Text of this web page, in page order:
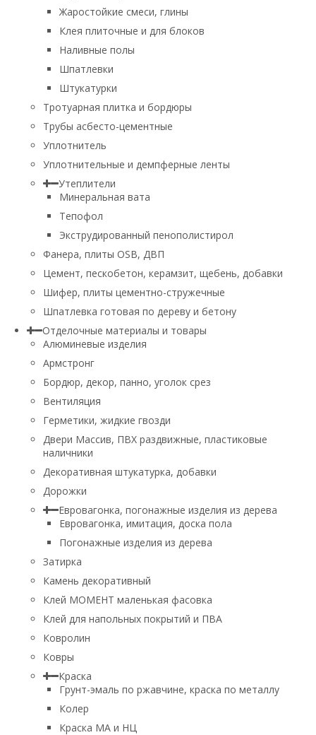
Жаростойкие смеси, глины
Клея плиточные и для блоков
Наливные полы
Шпатлевки
Штукатурки
Тротуарная плитка и бордюры
Трубы асбесто-цементные
Уплотнитель
Уплотнительные и демпферные ленты
Утеплители
Минеральная вата
Тепофол
Экструдированный пенополистирол
Фанера, плиты OSB, ДВП
Цемент, пескобетон, керамзит, щебень, добавки
Шифер, плиты цементно-стружечные
Шпатлевка готовая по дереву и бетону
Отделочные материалы и товары
Алюминевые изделия
Армстронг
Бордюр, декор, панно, уголок срез
Вентиляция
Герметики, жидкие гвозди
Двери Массив, ПВХ раздвижные, пластиковые
наличники
Декоративная штукатурка, добавки
Дорожки
Евровагонка, погонажные изделия из дерева
Евровагонка, имитация, доска пола
Погонажные изделия из дерева
Затирка
Камень декоративный
Клей МОМЕНТ маленькая фасовка
Клей для напольных покрытий и ПВА
Ковролин
Ковры
Краска
Грунт-эмаль по ржавчине, краска по металлу
Колер
Краска МА и НЦ